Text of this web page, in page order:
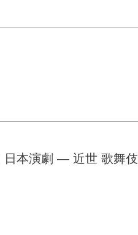
日本演劇 — 近世 歌舞伎